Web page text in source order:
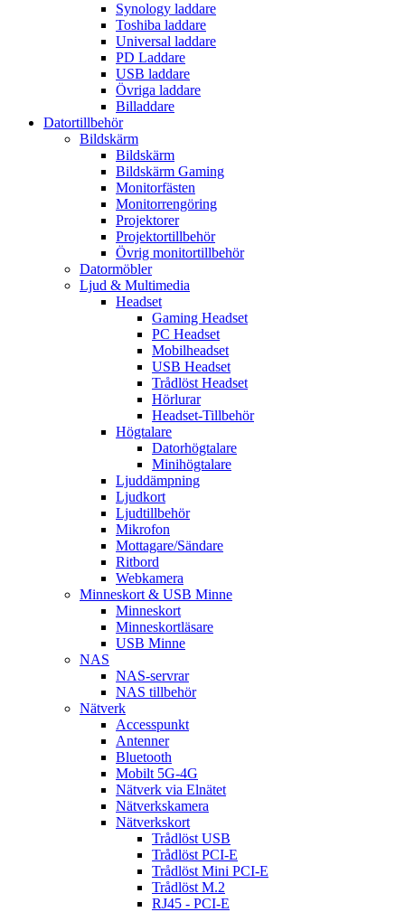
Synology laddare
Toshiba laddare
Universal laddare
PD Laddare
USB laddare
Övriga laddare
Billaddare
Datortillbehör
Bildskärm
Bildskärm
Bildskärm Gaming
Monitorfästen
Monitorrengöring
Projektorer
Projektortillbehör
Övrig monitortillbehör
Datormöbler
Ljud & Multimedia
Headset
Gaming Headset
PC Headset
Mobilheadset
USB Headset
Trådlöst Headset
Hörlurar
Headset-Tillbehör
Högtalare
Datorhögtalare
Minihögtalare
Ljuddämpning
Ljudkort
Ljudtillbehör
Mikrofon
Mottagare/Sändare
Ritbord
Webkamera
Minneskort & USB Minne
Minneskort
Minneskortläsare
USB Minne
NAS
NAS-servrar
NAS tillbehör
Nätverk
Accesspunkt
Antenner
Bluetooth
Mobilt 5G-4G
Nätverk via Elnätet
Nätverkskamera
Nätverkskort
Trådlöst USB
Trådlöst PCI-E
Trådlöst Mini PCI-E
Trådlöst M.2
RJ45 - PCI-E